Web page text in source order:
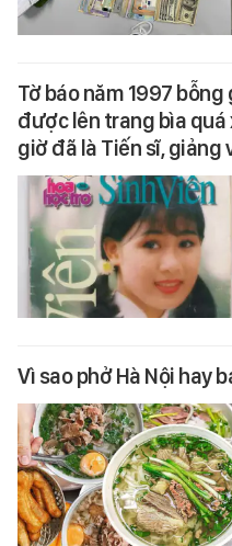
Tờ báo năm 1997
được lên trang bìa quá
giờ đã là Tiến sĩ, giảng
Vì sao phở Hà Nội hay